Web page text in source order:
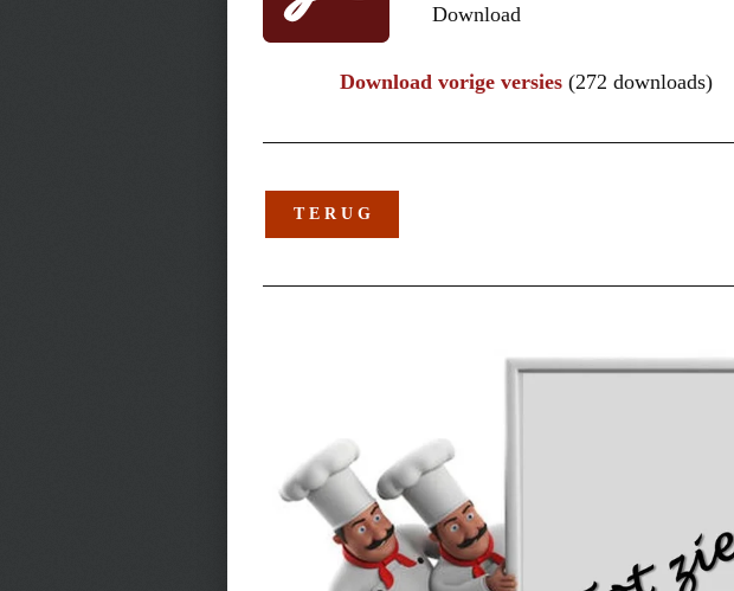
Download
Download vorige versies (272 downloads)
T E R U G